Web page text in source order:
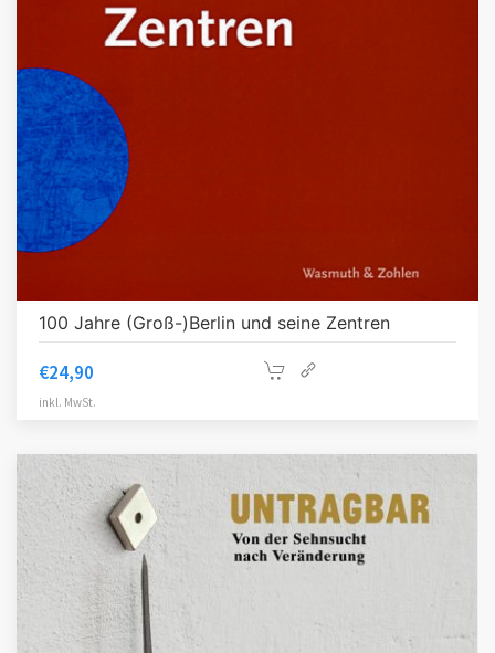
100 Jahre (Groß-)Berlin und seine Zentren
€24,90
inkl. MwSt.